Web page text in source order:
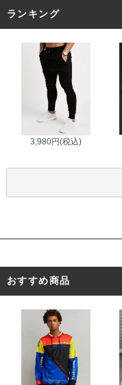
ランキング
3,980円(税込)
おすすめ商品